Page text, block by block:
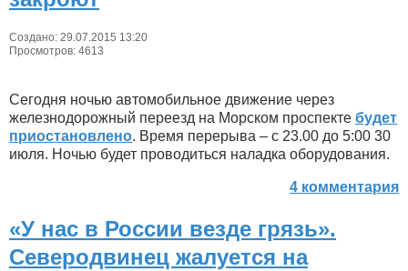
Создано: 29.07.2015 13:20
Просмотров: 4613
Сегодня ночью автомобильное движение через
железнодорожный переезд на Морском проспекте будет
приостановлено. Время перерыва – с 23.00 до 5:00 30
июля. Ночью будет проводиться наладка оборудования.
4 комментария
«У нас в России везде грязь».
Северодвинец жалуется на